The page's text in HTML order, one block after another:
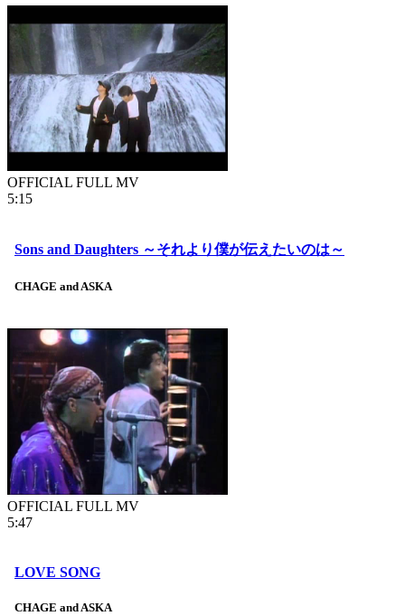
OFFICIAL FULL MV
5:15
Sons and Daughters ～それより僕が伝えたいのは～
CHAGE and ASKA
OFFICIAL FULL MV
5:47
LOVE SONG
CHAGE and ASKA